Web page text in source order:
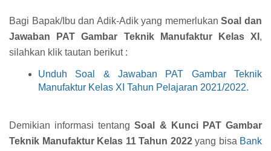
Bagi Bapak/Ibu dan Adik-Adik yang memerlukanSoal dan
Jawaban PAT Gambar Teknik Manufaktur Kelas XI ,
silahkan klik tautan berikut :
Unduh Soal & Jawaban PAT Gambar Teknik
Manufaktur Kelas XI Tahun Pelajaran 2021/2022.
Demikian informasi tentangSoal & Kunci PAT Gambar
Teknik Manufaktur Kelas 11 Tahun 2022yang bisa Bank